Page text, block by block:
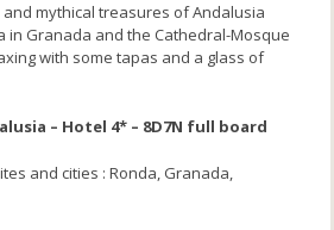
mythical treasures of Andalusia
in Granada and the Cathedral-Mosque
with some tapas and a glass of
– Hotel 4* – 8D7N full board
and cities : Ronda, Granada,